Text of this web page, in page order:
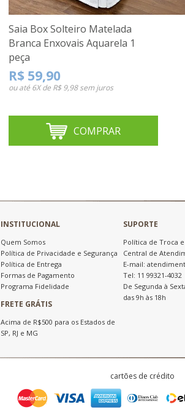
Saia Box Solteiro Matelada
Branca Enxovais Aquarela 1
peça
R$ 59,90
ou até 6X de R$ 9,98sem juros
COMPRAR
INSTITUCIONAL
Quem Somos
Política de Privacidade e Segurança
Política de Entrega
Formas de Pagamento
Programa Fidelidade
FRETE GRÁTIS
Acima de R$500 para os Estados de
SP, RJ e MG
SUPORTE
Política de Troca
Central de
E-mail:
Tel: 11 99321-4032
De Segunda à
das 9h às 18h
cartões de crédito